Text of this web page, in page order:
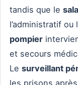
tandis que le
l’administratif ou
pompier
et secours
Le surveillant